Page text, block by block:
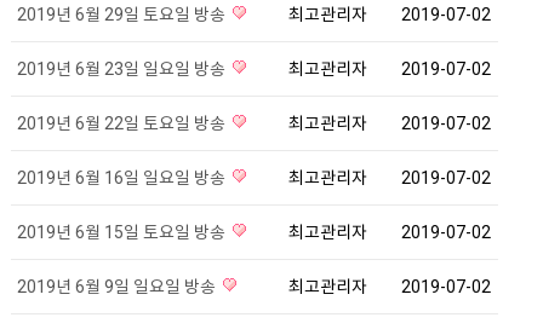
2019년 6월 29일 토요일 방송 최고관리자 2019-07-02
2019년 6월 23일 일요일 방송 최고관리자 2019-07-02
2019년 6월 22일 토요일 방송 최고관리자 2019-07-02
2019년 6월 16일 일요일 방송 최고관리자 2019-07-02
2019년 6월 15일 토요일 방송 최고관리자 2019-07-02
2019년 6월 9일 일요일 방송 최고관리자 2019-07-02